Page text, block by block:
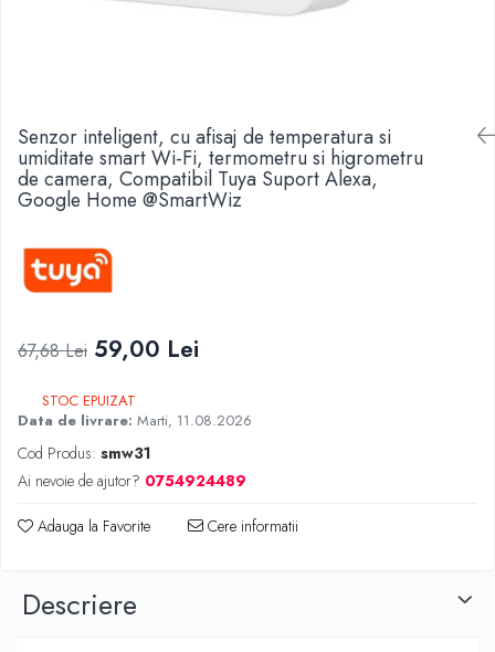
Senzor inteligent, cu afisaj de temperatura si
umiditate smart Wi-Fi, termometru si higrometru
de camera, Compatibil Tuya Suport Alexa,
Google Home @SmartWiz
67,68 Lei 59,00 Lei
STOC EPUIZAT
Data de livrare: Marti, 11.08.2026
Cod Produs: smw31
Ai nevoie de ajutor? 0754924489
Adauga la Favorite Cere informatii
Descriere